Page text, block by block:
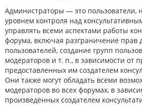
Администраторы — это
уровнем контроля над
управлять всеми аспектами работы
форума, включая разграничение прав
пользователей, создание групп
модераторов и т. п., в зависимости от
предоставленных им создателем
Они также могут обладать всеми
модераторов во всех форумах, в
произведённых создателем